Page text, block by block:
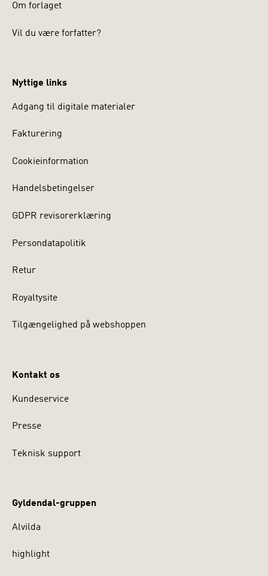
Om forlaget
Vil du være forfatter?
Nyttige links
Adgang til digitale materialer
Fakturering
Cookieinformation
Handelsbetingelser
GDPR revisorerklæring
Persondatapolitik
Retur
Royaltysite
Tilgængelighed på webshoppen
Kontakt os
Kundeservice
Presse
Teknisk support
Gyldendal-gruppen
Alvilda
highlight